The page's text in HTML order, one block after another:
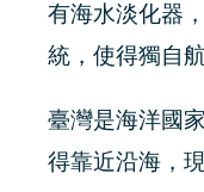
有海水淡化器
統，使得獨自
臺灣是海洋國
得靠近沿海，